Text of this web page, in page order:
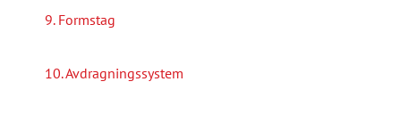
9. Formstag
10. Avdragningssystem